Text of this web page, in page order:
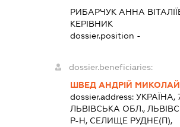
РИБАРЧУК АННА
КЕРІВНИК
dossier.position -
dossier.beneficiaries:
ШВЕД АНДРІЙ
dossier.address:УКРАЇНА,
ЛЬВІВСЬКА ОБЛ.,
Р-Н, СЕЛИЩЕ РУДНЕ(П),